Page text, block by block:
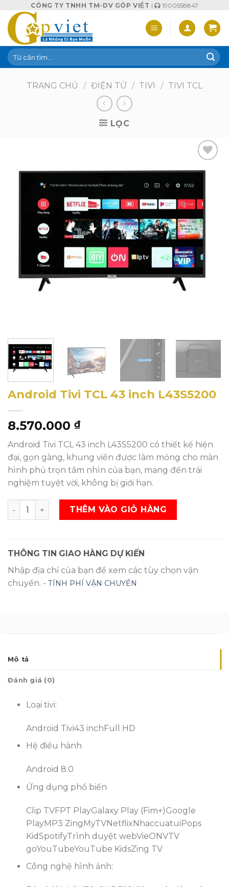
content
CÔNG TY TNHH TM-DV GÓP VIỆT | 1900558847
Tìm
kiếm:
TRANG CHỦ / ĐIỆN TỬ / TIVI / TIVI TCL
LỌC
Add to
wishlist
Android Tivi TCL 43 inch L43S5200
8.570.000 ₫
Android Tivi TCL 43 inch L43S5200 có thiết kế hiện
đại, gọn gàng, khung viền được làm mỏng cho màn
hình phủ trọn tầm nhìn của bạn, mang đến trải
nghiệm tuyệt vời, không bị giới hạn.
Android Tivi TCL 43 inch L43S5200 SL
THÊM VÀO GIỎ HÀNG
THÔNG TIN GIAO HÀNG DỰ KIẾN
Nhập địa chỉ của bạn để xem các tùy chọn vận
chuyển. - TÍNH PHÍ VẬN CHUYỂN
Mô tả
Đánh giá (0)
Loại tivi:
Android Tivi43 inchFull HD
Hệ điều hành
Android 8.0
Ứng dụng phổ biến
Clip TVFPT PlayGalaxy Play (Fim+)Google
PlayMP3 ZingMyTVNetflixNhaccuatuiPops
KidSpotifyTrình duyệt webVieONVTV
goYouTubeYouTube KidsZing TV
Công nghệ hình ảnh: